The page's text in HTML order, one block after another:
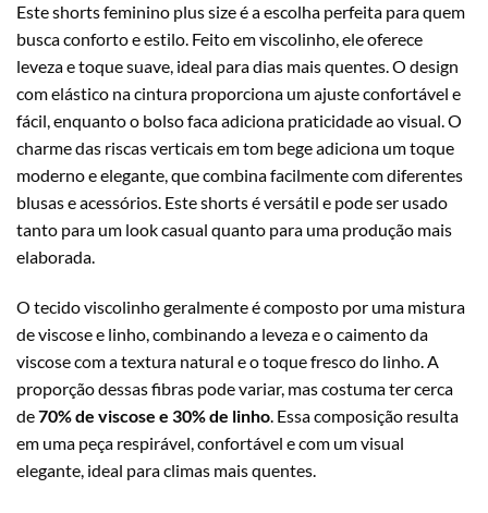
Este shorts feminino plus size é a escolha perfeita para quem
busca conforto e estilo. Feito em viscolinho, ele oferece
leveza e toque suave, ideal para dias mais quentes. O design
com elástico na cintura proporciona um ajuste confortável e
fácil, enquanto o bolso faca adiciona praticidade ao visual. O
charme das riscas verticais em tom bege adiciona um toque
moderno e elegante, que combina facilmente com diferentes
blusas e acessórios. Este shorts é versátil e pode ser usado
tanto para um look casual quanto para uma produção mais
elaborada.
O tecido viscolinho geralmente é composto por uma mistura
de viscose e linho, combinando a leveza e o caimento da
viscose com a textura natural e o toque fresco do linho. A
proporção dessas fibras pode variar, mas costuma ter cerca
de70% de viscose e 30% de linho. Essa composição resulta
em uma peça respirável, confortável e com um visual
elegante, ideal para climas mais quentes.